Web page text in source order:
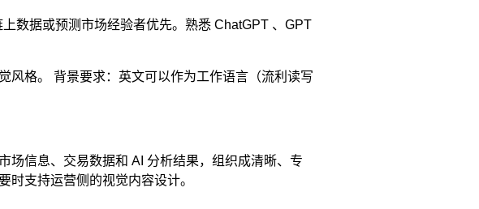
数据或预测市场经验者优先。熟悉 ChatGPT 、GPT
风格。 背景要求：英文可以作为工作语言（流利读写
场信息、交易数据和 AI 分析结果，组织成清晰、专
时支持运营侧的视觉内容设计。